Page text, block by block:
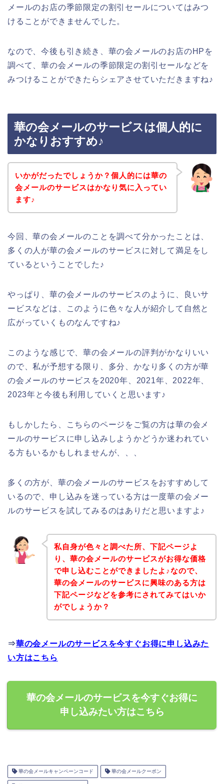
メールのお店の季節限定の割引セールについてはみつ
けることができませんでした。
なので、今後も引き続き、華の会メールのお店のHPを
調べて、華の会メールの季節限定の割引セールなどを
みつけることができたらシェアさせていただきますね♪
華の会メールのサービスは個人的に
かなりおすすめ♪
いかがだったでしょうか？個人的には華の
会メールのサービスはかなり気に入ってい
ます♪
今回、華の会メールのことを調べて分かったことは、
多くの人が華の会メールのサービスに対して満足をし
ているということでした♪
やっぱり、華の会メールのサービスのように、良いサ
ービスなどは、このように色々な人が紹介して自然と
広がっていくものなんですね♪
このような感じで、華の会メールの評判がかなりいい
ので、私が予想する限り、多分、かなり多くの方が華
の会メールのサービスを2020年、2021年、2022年、
2023年と今後も利用していくと思います♪
もしかしたら、こちらのページをご覧の方は華の会メ
ールのサービスに申し込みしようかどうか迷われてい
る方もいるかもしれませんが、、、
多くの方が、華の会メールのサービスをおすすめして
いるので、申し込みを迷っている方は一度華の会メー
ルのサービスを試してみるのはありだと思いますよ♪
私自身が色々と調べた所、下記ページよ
り、華の会メールのサービスがお得な価格
で申し込むことができましたよ♪なので、
華の会メールのサービスに興味のある方は
下記ページなどを参考にされてみてはいか
がでしょうか？
⇒華の会メールのサービスを今すぐお得に申し込みた
い方はこちら
華の会メールのサービスを今すぐお得に
申し込みたい方はこちら
華の会メールキャンペーンコード 華の会メールクーポン